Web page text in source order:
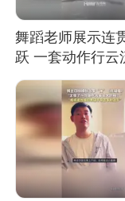
舞蹈老师展示连
跃 一套动作行云
奏感拉满 网友：
到又舞又武的？